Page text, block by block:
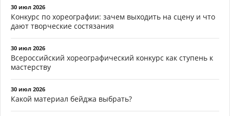
30 июл 2026
Конкурс по хореографии: зачем выходить на сцену и что
дают творческие состязания
30 июл 2026
Всероссийский хореографический конкурс как ступень к
мастерству
30 июл 2026
Какой материал бейджа выбрать?